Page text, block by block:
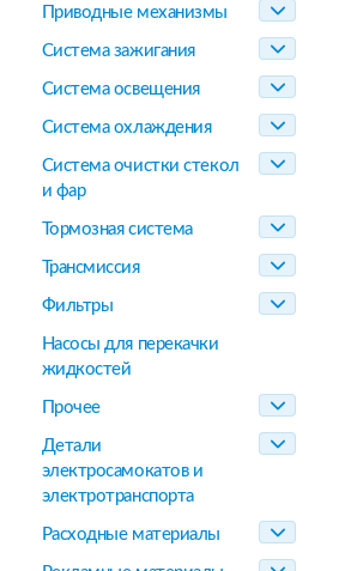
Приводные механизмы
Система зажигания
Система освещения
Система охлаждения
Система очистки стекол
и фар
Тормозная система
Трансмиссия
Фильтры
Насосы для перекачки
жидкостей
Прочее
Детали
электросамокатов и
электротранспорта
Расходные материалы